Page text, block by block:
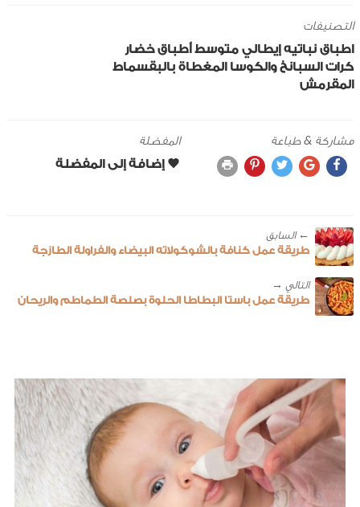
التصنيفات
اطباق نباتيه إيطالي متوسط أطباق خضار
كرات السبانخ والكوسا المغطاة بالبقسماط
المقرمش
مشاركة & طباعة المفضلة
← ‎السابق
طريقة عمل كنافة بالشوكولاته البيضاء والفراولة الطازجة
طريقة عمل باستا البطاطا الحلوة بصلصة الطماطم والريحان